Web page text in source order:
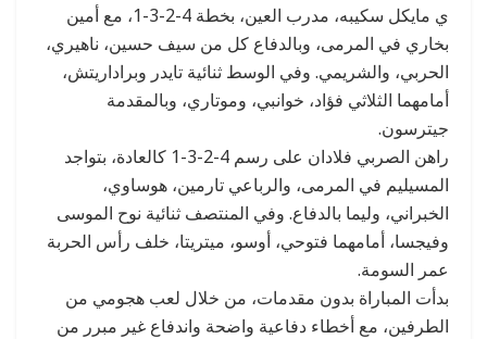
ي مايكل سكيبه، مدرب العين، بخطة 4-2-3-1، مع أمين
بخاري في المرمى، وبالدفاع كل من سيف حسين، ناهيري،
الحربي، والشريمي. وفي الوسط ثنائية تايدر وبراداريتش،
أمامهما الثلاثي فؤاد، خوانبي، وموتاري، وبالمقدمة
جيترسون.
راهن الصربي فلادان على رسم 4-2-3-1 كالعادة، بتواجد
المسيليم في المرمى، والرباعي تارمين، هوساوي،
الخبراني، وليما بالدفاع. وفي المنتصف ثنائية نوح الموسى
وفيجسا، أمامهما فتوحي، أوسو، ميتريتا، خلف رأس الحربة
عمر السومة.
بدأت المباراة بدون مقدمات، من خلال لعب هجومي من
الطرفين، مع أخطاء دفاعية واضحة واندفاع غير مبرر من